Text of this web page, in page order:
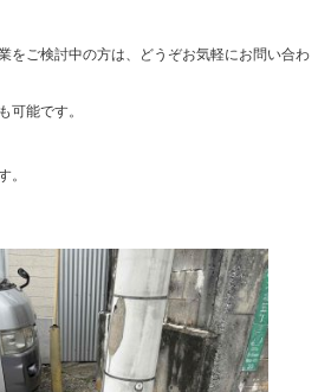
をご検討中の方は、どうぞお気軽にお問い合わ
可能です。
。